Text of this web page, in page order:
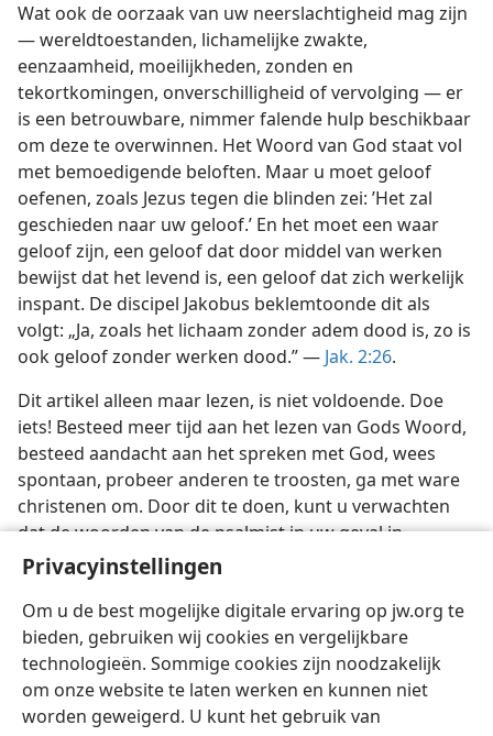
Privacyinstellingen
Om u de best mogelijke digitale ervaring op jw.org te
bieden, gebruiken wij cookies en vergelijkbare
technologieën. Sommige cookies zijn noodzakelijk
om onze website te laten werken en kunnen niet
worden geweigerd. U kunt het gebruik van
Wat ook de oorzaak van uw neerslachtigheid mag zijn
— wereldtoestanden, lichamelijke zwakte,
eenzaamheid, moeilijkheden, zonden en
tekortkomingen, onverschilligheid of vervolging — er
is een betrouwbare, nimmer falende hulp beschikbaar
om deze te overwinnen. Het Woord van God staat vol
met bemoedigende beloften. Maar u moet geloof
oefenen, zoals Jezus tegen die blinden zei: ’Het zal
geschieden naar uw geloof.’ En het moet een waar
geloof zijn, een geloof dat door middel van werken
bewijst dat het levend is, een geloof dat zich werkelijk
inspant. De discipel Jakobus beklemtoonde dit als
volgt: „Ja, zoals het lichaam zonder adem dood is, zo is
ook geloof zonder werken dood.” — Jak. 2:26.
Dit artikel alleen maar lezen, is niet voldoende. Doe
iets! Besteed meer tijd aan het lezen van Gods Woord,
besteed aandacht aan het spreken met God, wees
spontaan, probeer anderen te troosten, ga met ware
christenen om. Door dit te doen, kunt u verwachten
dat de woorden van de psalmist in uw geval in
vervulling gaan: „Wie met tranen zaaien, zullen zelfs
met vreugdegeroep oogsten.” —
Nederlands Delen Instellingen